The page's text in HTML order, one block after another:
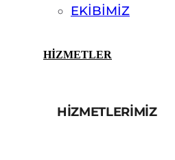
EKİBİMİZ
HİZMETLER
HİZMETLERİMİZ